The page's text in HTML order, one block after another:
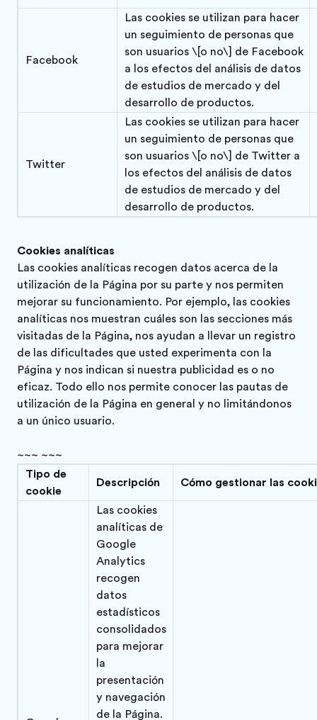
Facebook
Las cookies se utilizan para hacer
un seguimiento de personas que
son usuarios \[o no\] de Facebook
a los efectos del análisis de datos
de estudios de mercado y del
desarrollo de productos.
Twitter
Las cookies se utilizan para hacer
un seguimiento de personas que
son usuarios \[o no\] de Twitter a
los efectos del análisis de datos
de estudios de mercado y del
desarrollo de productos.
Cookies analíticas
Las cookies analíticas recogen datos acerca de la
utilización de la Página por su parte y nos permiten
mejorar su funcionamiento. Por ejemplo, las cookies
analíticas nos muestran cuáles son las secciones más
visitadas de la Página, nos ayudan a llevar un registro
de las dificultades que usted experimenta con la
Página y nos indican si nuestra publicidad es o no
eficaz. Todo ello nos permite conocer las pautas de
utilización de la Página en general y no limitándonos
a un único usuario.
~~~ ~~~
Tipo de
cookie
Descripción Cómo gestionar las
Las cookies
analíticas de
Google
Analytics
recogen
datos
estadísticos
consolidados
para mejorar
la
presentación
y navegación
de la Página.